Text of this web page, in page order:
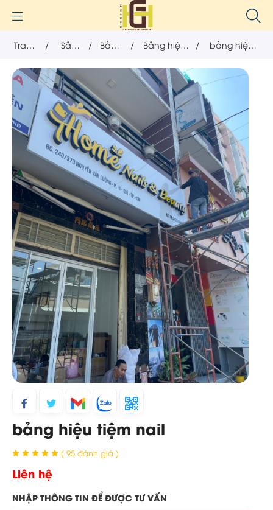
Trang
chủ
/
Sản
phẩm
/
Bảng
hiệu
/
Bảng hiệu
chữ nổi
/
bảng hiệu
tiệm nail
bảng hiệu tiệm nail
( 95 đánh giá )
Liên hệ
NHẬP THÔNG TIN ĐỂ ĐƯỢC TƯ VẤN